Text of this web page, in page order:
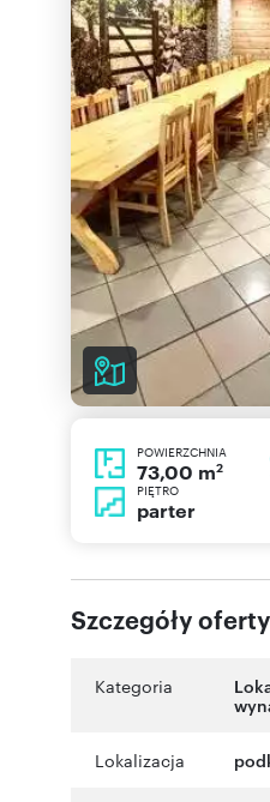
POWIERZCHNIA
73,00 m2
PIĘTRO
parter
Szczegóły
Kategoria
Lokalizacja